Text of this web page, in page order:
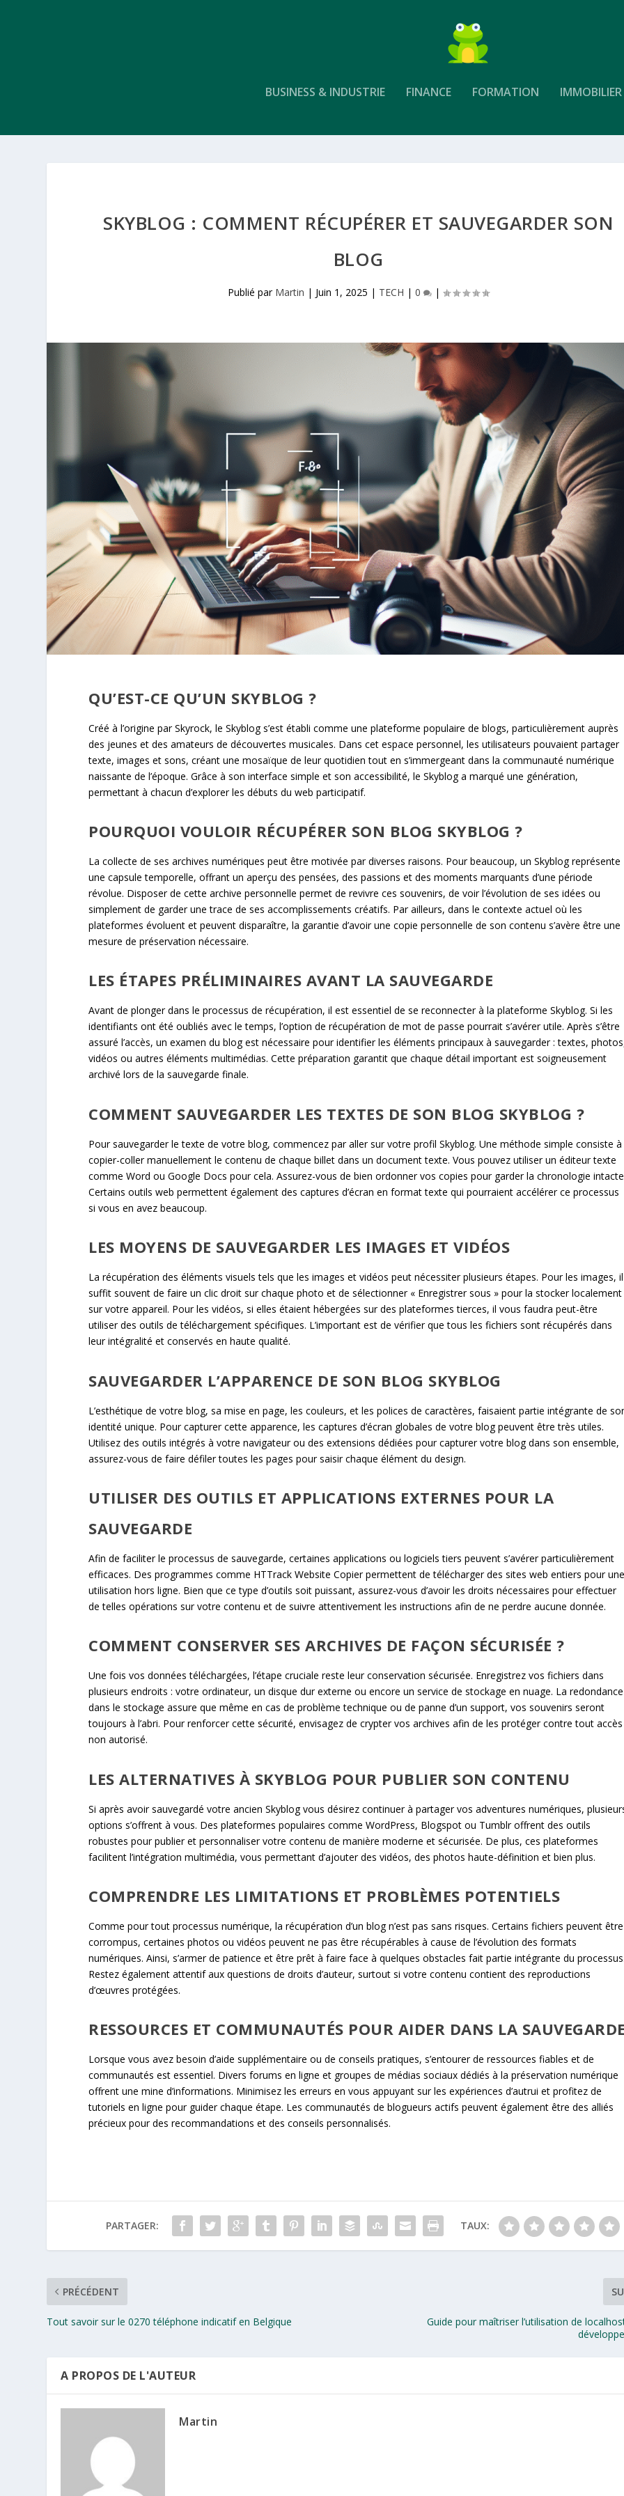
BUSINESS & INDUSTRIE FINANCE FORMATION IMMOBILIER
SKYBLOG : COMMENT RÉCUPÉRER ET SAUVEGARDER SON
BLOG
Publié par Martin | Juin 1, 2025 | TECH |0 |
QU’EST-CE QU’UN SKYBLOG ?
Créé à l’origine par Skyrock, le Skyblog s’est établi comme une plateforme populaire de blogs, particulièrement auprès
des jeunes et des amateurs de découvertes musicales. Dans cet espace personnel, les utilisateurs pouvaient partager
texte, images et sons, créant une mosaïque de leur quotidien tout en s’immergeant dans la communauté numérique
naissante de l’époque. Grâce à son interface simple et son accessibilité, le Skyblog a marqué une génération,
permettant à chacun d’explorer les débuts du web participatif.
POURQUOI VOULOIR RÉCUPÉRER SON BLOG SKYBLOG ?
La collecte de ses archives numériques peut être motivée par diverses raisons. Pour beaucoup, un Skyblog représente
une capsule temporelle, offrant un aperçu des pensées, des passions et des moments marquants d’une période
révolue. Disposer de cette archive personnelle permet de revivre ces souvenirs, de voir l’évolution de ses idées ou
simplement de garder une trace de ses accomplissements créatifs. Par ailleurs, dans le contexte actuel où les
plateformes évoluent et peuvent disparaître, la garantie d’avoir une copie personnelle de son contenu s’avère être une
mesure de préservation nécessaire.
LES ÉTAPES PRÉLIMINAIRES AVANT LA SAUVEGARDE
Avant de plonger dans le processus de récupération, il est essentiel de se reconnecter à la plateforme Skyblog. Si les
identifiants ont été oubliés avec le temps, l’option de récupération de mot de passe pourrait s’avérer utile. Après s’être
assuré l’accès, un examen du blog est nécessaire pour identifier les éléments principaux à sauvegarder : textes,
vidéos ou autres éléments multimédias. Cette préparation garantit que chaque détail important est soigneusement
archivé lors de la sauvegarde finale.
COMMENT SAUVEGARDER LES TEXTES DE SON BLOG SKYBLOG ?
Pour sauvegarder le texte de votre blog, commencez par aller sur votre profil Skyblog. Une méthode simple consiste à
copier-coller manuellement le contenu de chaque billet dans un document texte. Vous pouvez utiliser un éditeur texte
comme Word ou Google Docs pour cela. Assurez-vous de bien ordonner vos copies pour garder la chronologie
Certains outils web permettent également des captures d’écran en format texte qui pourraient accélérer ce processus
si vous en avez beaucoup.
LES MOYENS DE SAUVEGARDER LES IMAGES ET VIDÉOS
La récupération des éléments visuels tels que les images et vidéos peut nécessiter plusieurs étapes. Pour les images, il
suffit souvent de faire un clic droit sur chaque photo et de sélectionner « Enregistrer sous » pour la stocker localement
sur votre appareil. Pour les vidéos, si elles étaient hébergées sur des plateformes tierces, il vous faudra peut-être
utiliser des outils de téléchargement spécifiques. L’important est de vérifier que tous les fichiers sont récupérés dans
leur intégralité et conservés en haute qualité.
SAUVEGARDER L’APPARENCE DE SON BLOG SKYBLOG
L’esthétique de votre blog, sa mise en page, les couleurs, et les polices de caractères, faisaient partie intégrante de
identité unique. Pour capturer cette apparence, les captures d’écran globales de votre blog peuvent être très utiles.
Utilisez des outils intégrés à votre navigateur ou des extensions dédiées pour capturer votre blog dans son ensemble,
assurez-vous de faire défiler toutes les pages pour saisir chaque élément du design.
UTILISER DES OUTILS ET APPLICATIONS EXTERNES POUR LA
SAUVEGARDE
Afin de faciliter le processus de sauvegarde, certaines applications ou logiciels tiers peuvent s’avérer particulièrement
efficaces. Des programmes comme HTTrack Website Copier permettent de télécharger des sites web entiers pour
utilisation hors ligne. Bien que ce type d’outils soit puissant, assurez-vous d’avoir les droits nécessaires pour effectuer
de telles opérations sur votre contenu et de suivre attentivement les instructions afin de ne perdre aucune donnée.
COMMENT CONSERVER SES ARCHIVES DE FAÇON SÉCURISÉE ?
Une fois vos données téléchargées, l’étape cruciale reste leur conservation sécurisée. Enregistrez vos fichiers dans
plusieurs endroits : votre ordinateur, un disque dur externe ou encore un service de stockage en nuage. La redondance
dans le stockage assure que même en cas de problème technique ou de panne d’un support, vos souvenirs seront
toujours à l’abri. Pour renforcer cette sécurité, envisagez de crypter vos archives afin de les protéger contre tout accès
non autorisé.
LES ALTERNATIVES À SKYBLOG POUR PUBLIER SON CONTENU
Si après avoir sauvegardé votre ancien Skyblog vous désirez continuer à partager vos adventures numériques,
options s’offrent à vous. Des plateformes populaires comme WordPress, Blogspot ou Tumblr offrent des outils
robustes pour publier et personnaliser votre contenu de manière moderne et sécurisée. De plus, ces plateformes
facilitent l’intégration multimédia, vous permettant d’ajouter des vidéos, des photos haute-définition et bien plus.
COMPRENDRE LES LIMITATIONS ET PROBLÈMES POTENTIELS
Comme pour tout processus numérique, la récupération d’un blog n’est pas sans risques. Certains fichiers peuvent être
corrompus, certaines photos ou vidéos peuvent ne pas être récupérables à cause de l’évolution des formats
numériques. Ainsi, s’armer de patience et être prêt à faire face à quelques obstacles fait partie intégrante du
Restez également attentif aux questions de droits d’auteur, surtout si votre contenu contient des reproductions
d’œuvres protégées.
RESSOURCES ET COMMUNAUTÉS POUR AIDER DANS LA
Lorsque vous avez besoin d’aide supplémentaire ou de conseils pratiques, s’entourer de ressources fiables et de
communautés est essentiel. Divers forums en ligne et groupes de médias sociaux dédiés à la préservation numérique
offrent une mine d’informations. Minimisez les erreurs en vous appuyant sur les expériences d’autrui et profitez de
tutoriels en ligne pour guider chaque étape. Les communautés de blogueurs actifs peuvent également être des alliés
précieux pour des recommandations et des conseils personnalisés.
PARTAGER: TAUX:
PRÉCÉDENT
Tout savoir sur le 0270 téléphone indicatif en Belgique
Guide pour maîtriser l’utilisation de
A PROPOS DE L'AUTEUR
Martin